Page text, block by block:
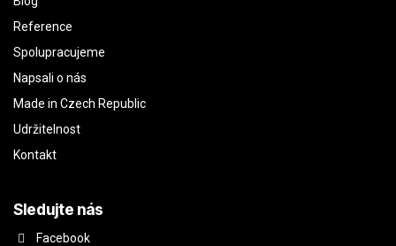
Reference
Spolupracujeme
Napsali o nás
Made in Czech Republic
Udržitelnost
Kontakt
Sledujte nás
Facebook